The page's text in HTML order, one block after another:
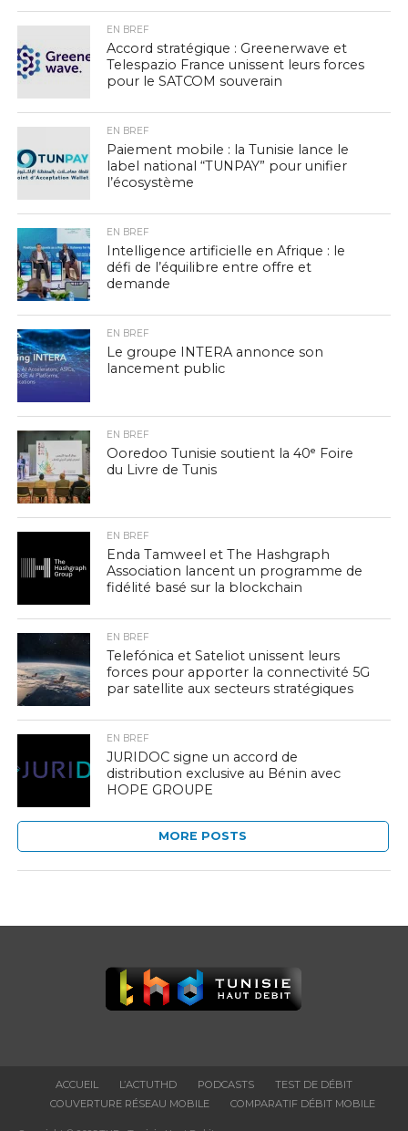
EN BREF
Accord stratégique : Greenerwave et
Telespazio France unissent leurs forces
pour le SATCOM souverain
EN BREF
Paiement mobile : la Tunisie lance le
label national “TUNPAY” pour unifier
l’écosystème
EN BREF
Intelligence artificielle en Afrique : le
défi de l’équilibre entre offre et
demande
EN BREF
Le groupe INTERA annonce son
lancement public
EN BREF
Ooredoo Tunisie soutient la 40ᵉ Foire
du Livre de Tunis
EN BREF
Enda Tamweel et The Hashgraph
Association lancent un programme de
fidélité basé sur la blockchain
EN BREF
Telefónica et Sateliot unissent leurs
forces pour apporter la connectivité 5G
par satellite aux secteurs stratégiques
EN BREF
JURIDOC signe un accord de
distribution exclusive au Bénin avec
HOPE GROUPE
MORE POSTS
ACCUEIL L’ACTUTHD PODCASTS
TEST DE DÉBIT
COUVERTURE RÉSEAU MOBILE
COMPARATIF DÉBIT MOBILE